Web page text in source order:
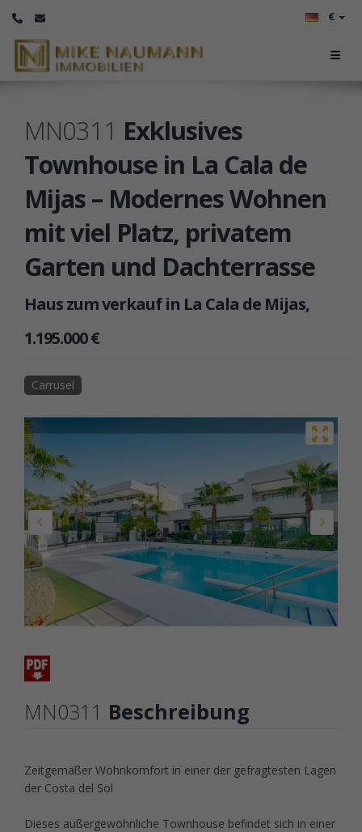
€
MN0311 Exklusives
Townhouse in La Cala de
Mijas – Modernes Wohnen
mit viel Platz, privatem
Garten und Dachterrasse
Haus zum verkauf in La Cala de Mijas,
1.195.000 €
Carrusel
MN0311 Beschreibung
Zeitgemäßer Wohnkomfort in einer der gefragtesten Lagen
der Costa del Sol
Dieses außergewöhnliche Townhouse befindet sich in einer